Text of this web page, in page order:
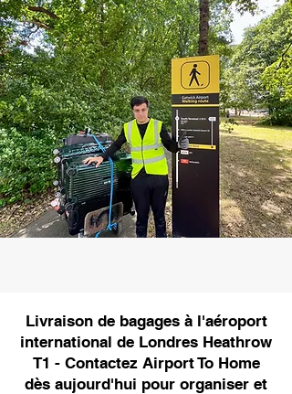
Livraison de bagages à l'aéroport
international de Londres Heathrow
T1 - Contactez Airport To Home
dès aujourd'hui pour organiser et